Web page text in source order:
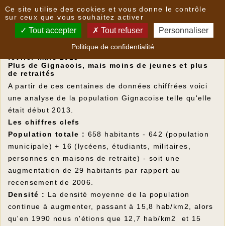
Recensement 2013 : analyse des données
RECENSEMENT 2013
Résultats officiels du recensement effectué en
février-mars 2013
Plus de Gignacois, mais moins de jeunes et plus
de retraités
A partir de ces centaines de données chiffrées voici
une analyse de la population Gignacoise telle qu'elle
était début 2013.
Les chiffres clefs
Population totale : 658 habitants - 642 (population
municipale) + 16 (lycéens, étudiants, militaires,
personnes en maisons de retraite) - soit une
augmentation de 29 habitants par rapport au
recensement de 2006.
Densité : La densité moyenne de la population
continue à augmenter, passant à 15,8 hab/km2, alors
qu'en 1990 nous n'étions que 12,7 hab/km2 et 15
Ce site utilise des cookies et vous donne le contrôle
sur ceux que vous souhaitez activer
Tout accepter Tout refuser Personnaliser
Politique de confidentialité